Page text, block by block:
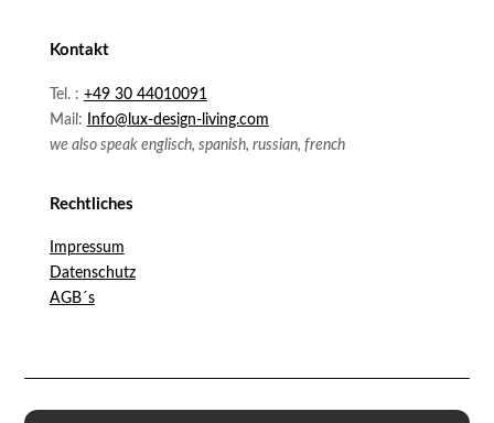
Kontakt
Tel. : +49 30 44010091
Mail:
Info@lux-design-living.com
we also speak englisch, spanish, russian, french
Rechtliches
Impressum
Datenschutz
AGB´s